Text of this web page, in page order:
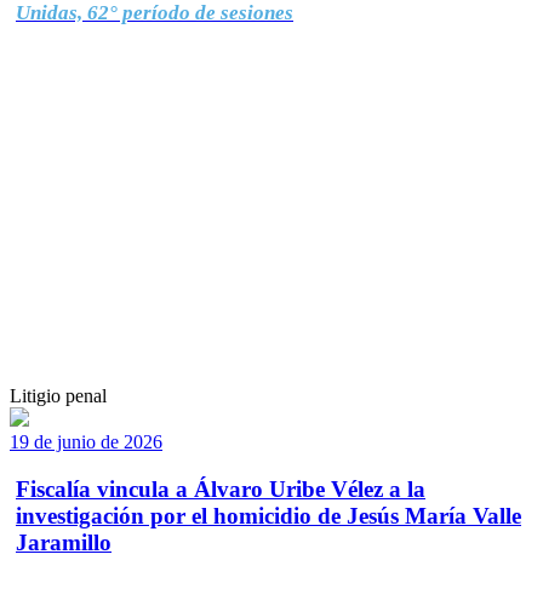
Unidas, 62° período de sesiones
Litigio penal
19 de junio de 2026
Fiscalía vincula a Álvaro Uribe Vélez a la
investigación por el homicidio de Jesús María Valle
Jaramillo